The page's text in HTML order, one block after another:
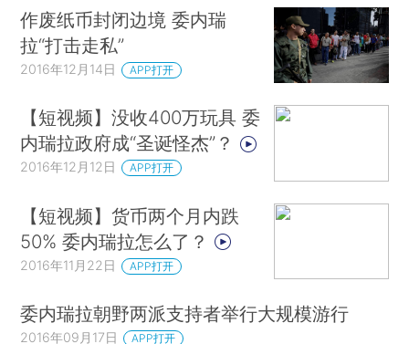
作废纸币封闭边境 委内瑞
拉“打击走私”
2016年12月14日 APP打开
【短视频】没收400万玩具 委
内瑞拉政府成“圣诞怪杰”？
2016年12月12日 APP打开
【短视频】货币两个月内跌
50% 委内瑞拉怎么了？
2016年11月22日 APP打开
委内瑞拉朝野两派支持者举行大规模游行
2016年09月17日 APP打开